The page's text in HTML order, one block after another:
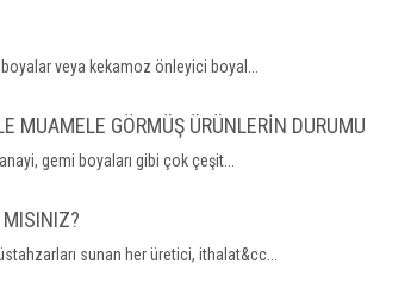
veya kekamoz önleyici boyal...
MUAMELE GÖRMÜŞ ÜRÜNLERİN DURUMU
gemi boyaları gibi çok çeşit...
MISINIZ?
sunan her üretici, ithalat&cc...